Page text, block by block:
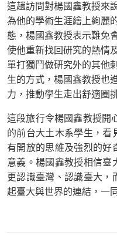
這趟訪問對楊國鑫教授來
為他的學術生涯繪上絢麗
態，楊國鑫教授表示難免
使他重新找回研究的熱情
單打獨鬥做研究外的其他
生的方式，楊國鑫教授也
力，推動學生走出舒適圈
這段旅行令楊國鑫教授開
的前台大土木系學生，看
有開放的思維及強烈的好
意義。楊國鑫教授相信臺
更認識臺灣、認識臺大，
起臺大與世界的連結，一